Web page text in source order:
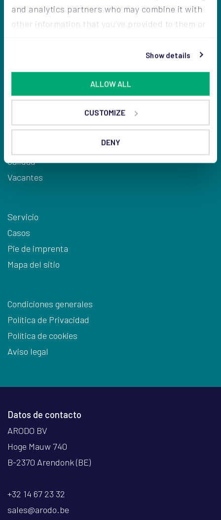
and analytics partners who may combine it with
other information that you’ve provided to them or
Show details
ALLOW ALL
CUSTOMIZE
DENY
Mercados
Construcción
Alimentos
Contactos
Calidad
Vacantes
Servicio
Casos
Pie de imprenta
Mapa del sitio
Condiciones generales
Política de Privacidad
Política de cookies
Aviso legal
Datos de contacto
ARODO BV
Hoge Mauw 740
B-2370 Arendonk (BE)
+32 14 67 23 32
sales@arodo.be